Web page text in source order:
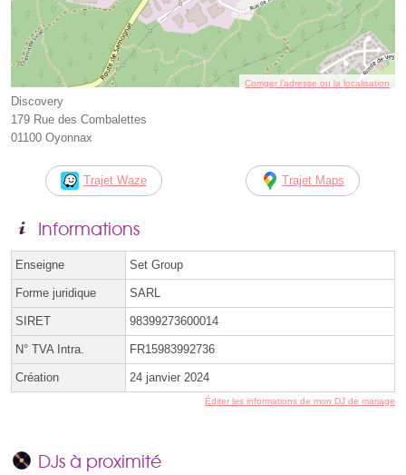
Corriger l’adresse ou la localisation
Discovery
179 Rue des Combalettes
01100 Oyonnax
Trajet Waze Trajet Maps
Informations
Enseigne Set Group
Forme juridique SARL
SIRET 98399273600014
N° TVA Intra. FR15983992736
Création 24 janvier 2024
Éditer les informations de mon DJ de mariage
DJs à proximité